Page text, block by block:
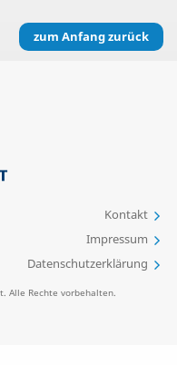
zum Anfang zurück
Kontakt
Impressum
Datenschutzerklärung
Alle Rechte vorbehalten.